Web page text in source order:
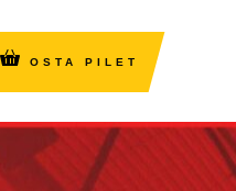
OSTA PILET